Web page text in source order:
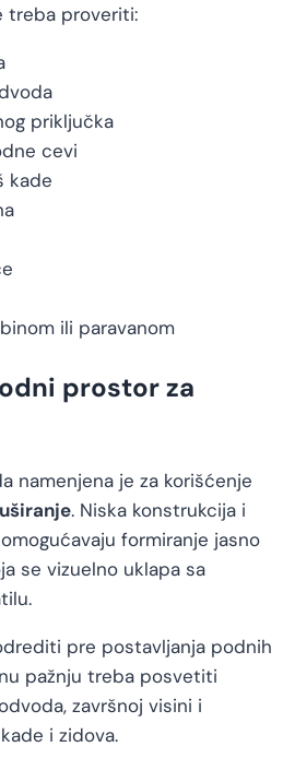
treba proveriti:
priključka
cevi
kade
ili paravanom
prostor za
namenjena je za korišćenje
. Niska konstrukcija i
formiranje jasno
se vizuelno uklapa sa
pre postavljanja podnih
pažnju treba posvetiti
završnoj visini i
i zidova.